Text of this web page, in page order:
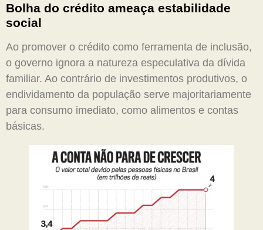
Bolha do crédito ameaça estabilidade
social
Ao promover o crédito como ferramenta de inclusão,
o governo ignora a natureza especulativa da dívida
familiar. Ao contrário de investimentos produtivos, o
endividamento da população serve majoritariamente
para consumo imediato, como alimentos e contas
básicas.